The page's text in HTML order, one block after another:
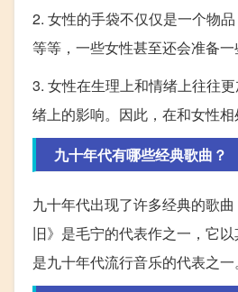
2. 女性的手袋不仅仅是一个物
等等，一些女性甚至还会准备
3. 女性在生理上和情绪上往往
绪上的影响。因此，在和女性
九十年代有哪些经典歌曲？
九十年代出现了许多经典的歌
旧》是毛宁的代表作之一，它
是九十年代流行音乐的代表之一。